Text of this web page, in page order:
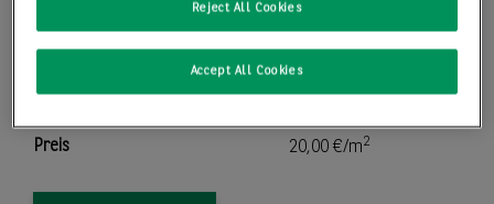
2
Teilbar ab 149,84 m
Preis 20,00 €/m2
Reject All Cookies
Accept All Cookies